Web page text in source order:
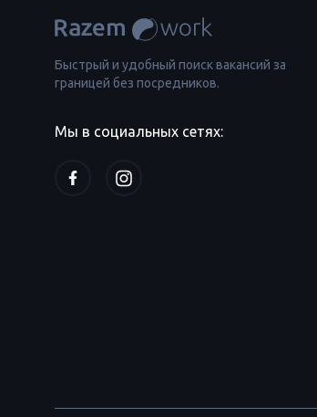
Быстрый и удобный поиск вакансий за
границей без посредников.
Мы в социальных сетях: